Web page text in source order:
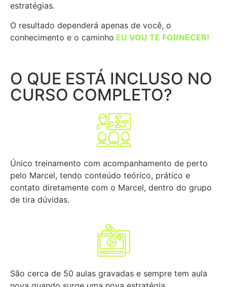
estratégias.
O resultado dependerá apenas de você, o
conhecimento e o caminho EU VOU TE FORNECER!
O QUE ESTÁ INCLUSO NO
CURSO COMPLETO?
Único treinamento com acompanhamento de perto
pelo Marcel, tendo conteúdo teórico, prático e
contato diretamente com o Marcel, dentro do grupo
de tira dúvidas.
São cerca de 50 aulas gravadas e sempre tem aula